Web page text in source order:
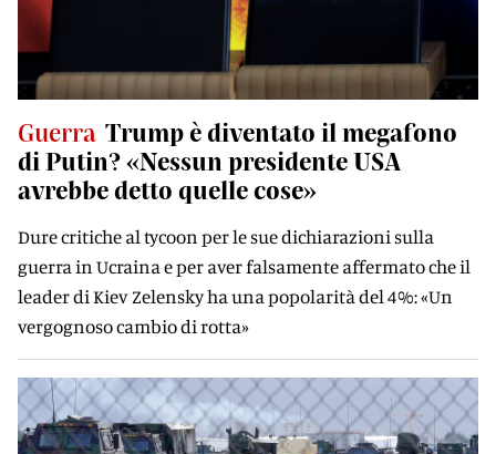
Guerra Trump è diventato il megafono
di Putin? «Nessun presidente USA
avrebbe detto quelle cose»
Dure critiche al tycoon per le sue dichiarazioni sulla
guerra in Ucraina e per aver falsamente affermato che il
leader di Kiev Zelensky ha una popolarità del 4%: «Un
vergognoso cambio di rotta»